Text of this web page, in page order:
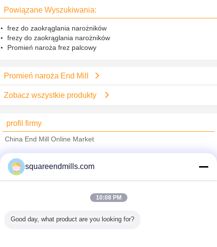
Powiązane Wyszukiwania:
frez do zaokrąglania narożników
frezy do zaokrąglania narożników
Promień naroża frez palcowy
Promień naroża End Mill
Zobacz wszystkie produkty
profil firmy
China End Mill Online Market
sprawdzonych dostawców
Trust Seal
Verified Suplier
Wszystkie produkty
squareendmills.com
10:08 PM
Good day, what product are you looking for?